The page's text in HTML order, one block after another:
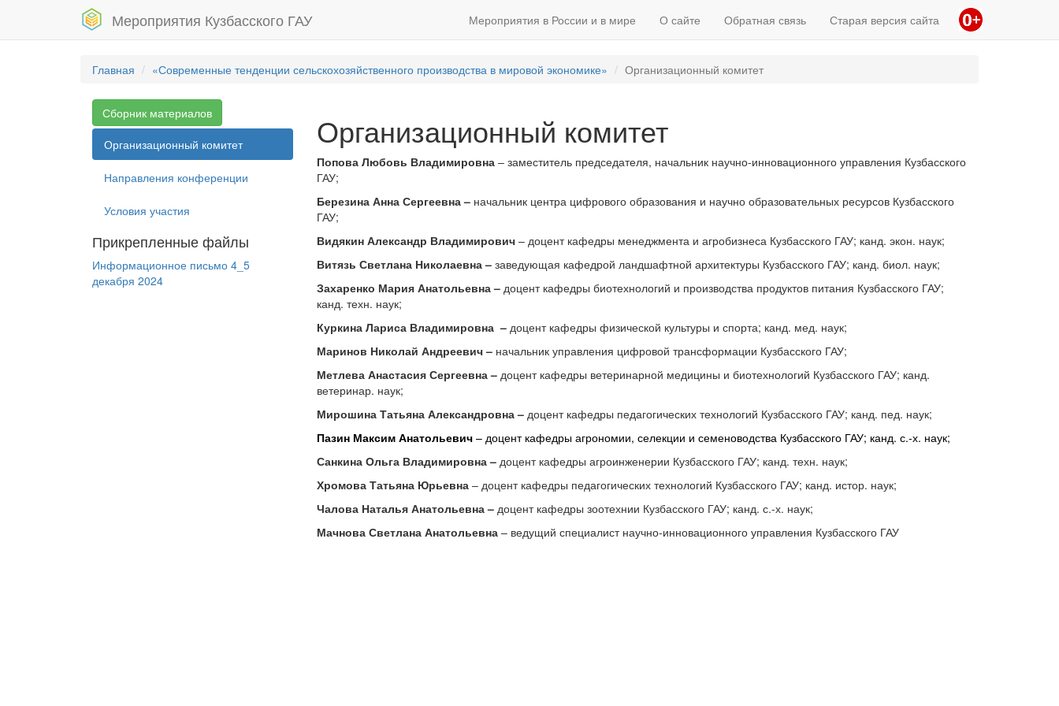
Мероприятия Кузбасского ГАУ Мероприятия в России и в мире О сайте Обратная связь Старая версия сайта
Главная «Современные тенденции сельскохозяйственного производства в мировой экономике» Организационный комитет
Сборник материалов
Организационный комитет
Направления конференции
Условия участия
Прикрепленные файлы
Информационное письмо 4_5
декабря 2024
Организационный комитет
Попова Любовь Владимировна – заместитель председателя, начальник научно-инновационного управления Кузбасского
ГАУ;
Березина Анна Сергеевна – начальник центра цифрового образования и научно образовательных ресурсов Кузбасского
ГАУ;
Видякин Александр Владимирович – доцент кафедры менеджмента и агробизнеса Кузбасского ГАУ; канд. экон. наук;
Витязь Светлана Николаевна – заведующая кафедрой ландшафтной архитектуры Кузбасского ГАУ; канд. биол. наук;
Захаренко Мария Анатольевна – доцент кафедры биотехнологий и производства продуктов питания Кузбасского ГАУ;
канд. техн. наук;
Куркина Лариса Владимировна ­ – доцент кафедры физической культуры и спорта; канд. мед. наук;
Маринов Николай Андреевич – начальник управления цифровой трансформации Кузбасского ГАУ;
Метлева Анастасия Сергеевна – доцент кафедры ветеринарной медицины и биотехнологий Кузбасского ГАУ; канд.
ветеринар. наук;
Мирошина Татьяна Александровна – доцент кафедры педагогических технологий Кузбасского ГАУ; канд. пед. наук;
Пазин Максим Анатольевич – доцент кафедры агрономии, селекции и семеноводства Кузбасского ГАУ; канд. с.-х. наук;
Санкина Ольга Владимировна – доцент кафедры агроинженерии Кузбасского ГАУ; канд. техн. наук;
Хромова Татьяна Юрьевна – доцент кафедры педагогических технологий Кузбасского ГАУ; канд. истор. наук;
Чалова Наталья Анатольевна – доцент кафедры зоотехнии Кузбасского ГАУ; канд. с.-х. наук;
Мачнова Светлана Анатольевна – ведущий специалист научно-инновационного управления Кузбасского ГАУ